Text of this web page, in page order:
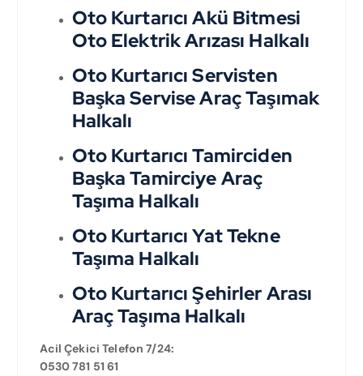
Oto Kurtarıcı Akü Bitmesi
Oto Elektrik Arızası Halkalı
Oto Kurtarıcı Servisten
Başka Servise Araç Taşımak
Halkalı
Oto Kurtarıcı Tamirciden
Başka Tamirciye Araç
Taşıma Halkalı
Oto Kurtarıcı Yat Tekne
Taşıma Halkalı
Oto Kurtarıcı Şehirler Arası
Araç Taşıma Halkalı
Acil Çekici Telefon 7/24:
0530 781 51 61